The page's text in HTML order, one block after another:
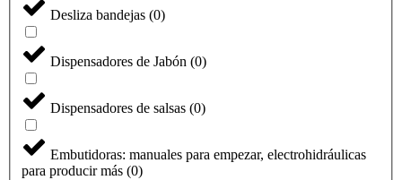
Desliza bandejas (0)
Dispensadores de Jabón (0)
Dispensadores de salsas (0)
Embutidoras: manuales para empezar, electrohidráulicas
para producir más (0)